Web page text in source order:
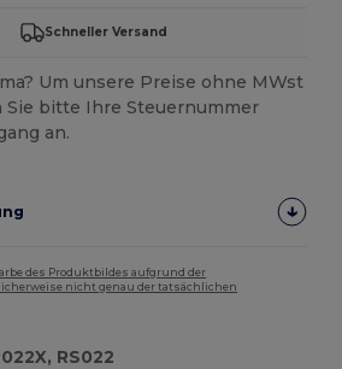
Schneller Versand
Um unsere Preise ohne MWst
Sie bitte Ihre Steuernummer
an.
des Produktbildes aufgrund der
nicht genau der tatsächlichen
RS022